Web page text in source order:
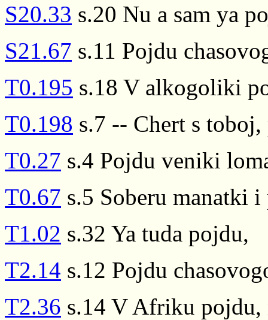
S20.33 s.20 Nu a sam ya
S21.67 s.11 Pojdu
T0.195 s.18 V alkogoliki
T0.198 s.7 -- Chert s
T0.27 s.4 Pojdu veniki
T0.67 s.5 Soberu manatki
T1.02 s.32 Ya tuda pojdu,
T2.14 s.12 Pojdu
T2.36 s.14 V Afriku pojdu,